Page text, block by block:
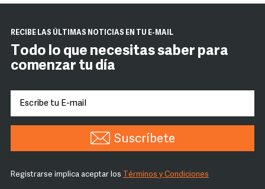
RECIBE LAS ÚLTIMAS NOTICIAS EN TU E-MAIL
Todo lo que necesitas saber para
comenzar tu día
Suscríbete
Registrarse implica aceptar los Términos y Condiciones